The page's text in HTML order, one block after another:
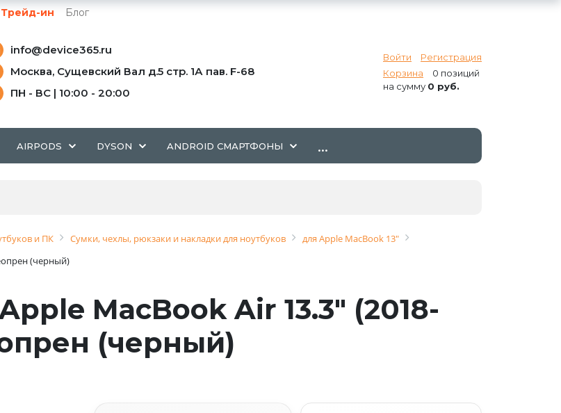
Трейд-ин Блог
Войти
Регистрация
Корзина
0 позиций
на сумму 0 руб.
info@device365.ru
Москва, Сущевский Вал д.5 стр. 1А пав. F-68
ПН - ВС | 10:00 - 20:00
AIRPODS DYSON ANDROID СМАРТФОНЫ ...
и ПК Сумки, чехлы, рюкзаки и накладки для ноутбуков
для Apple MacBook 13"
(черный)
MacBook Air 13.3" (2018-
(черный)